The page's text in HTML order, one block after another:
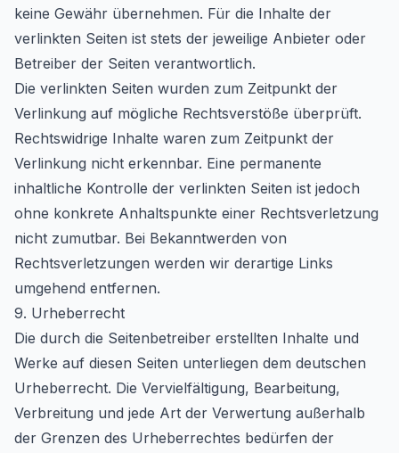
keine Gewähr übernehmen. Für die Inhalte der
verlinkten Seiten ist stets der jeweilige Anbieter oder
Betreiber der Seiten verantwortlich.
Die verlinkten Seiten wurden zum Zeitpunkt der
Verlinkung auf mögliche Rechtsverstöße überprüft.
Rechtswidrige Inhalte waren zum Zeitpunkt der
Verlinkung nicht erkennbar. Eine permanente
inhaltliche Kontrolle der verlinkten Seiten ist jedoch
ohne konkrete Anhaltspunkte einer Rechtsverletzung
nicht zumutbar. Bei Bekanntwerden von
Rechtsverletzungen werden wir derartige Links
umgehend entfernen.
9. Urheberrecht
Die durch die Seitenbetreiber erstellten Inhalte und
Werke auf diesen Seiten unterliegen dem deutschen
Urheberrecht. Die Vervielfältigung, Bearbeitung,
Verbreitung und jede Art der Verwertung außerhalb
der Grenzen des Urheberrechtes bedürfen der